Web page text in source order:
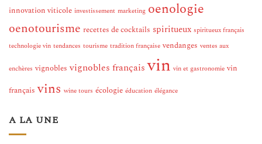
innovation viticole investissement marketing oenologie
oenotourisme recettes de cocktails spiritueux spiritueux français
technologie vin tendances tourisme tradition française vendanges ventes aux
enchères vignobles vignobles français vin vin et gastronomie vin
français vins wine tours écologie éducation élégance
A LA UNE